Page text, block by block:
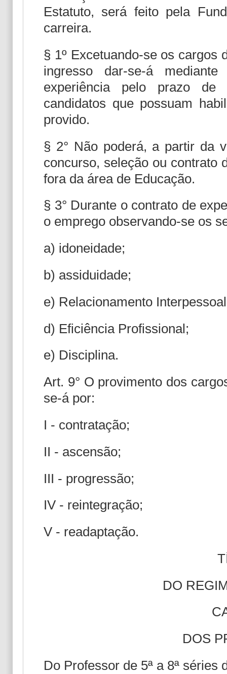
Estatuto, será feito pela
carreira.
§ 1º Excetuando-se os cargos
ingresso dar-se-á
experiência pelo prazo de
candidatos que possuam
provido.
§ 2° Não poderá, a partir da
concurso, seleção ou contrato
fora da área de Educação.
§ 3° Durante o contrato de
o emprego observando-se os
a) idoneidade;
b) assiduidade;
e) Relacionamento
d) Eficiência Profissional;
e) Disciplina.
Art. 9° O provimento dos
se-á por:
I - contratação;
II - ascensão;
III - progressão;
IV - reintegração;
V - readaptação.
DO
DOS
Do Professor de 5ª a 8ª séries